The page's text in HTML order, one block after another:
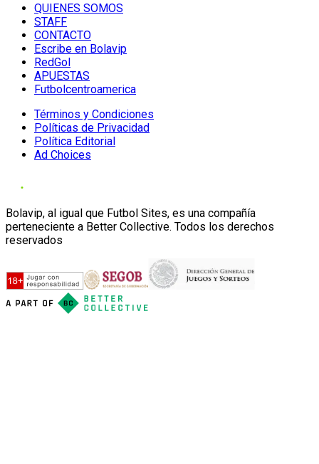
QUIENES SOMOS
STAFF
CONTACTO
Escribe en Bolavip
RedGol
APUESTAS
Futbolcentroamerica
Términos y Condiciones
Políticas de Privacidad
Política Editorial
Ad Choices
Bolavip, al igual que Futbol Sites, es una compañía
perteneciente a Better Collective. Todos los derechos
reservados